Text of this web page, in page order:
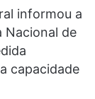
informou a
Nacional de
capacidade